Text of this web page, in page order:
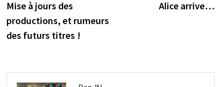
de
l’article
Mise à jours des
productions, et rumeurs
des futurs titres !
Alice arrive…